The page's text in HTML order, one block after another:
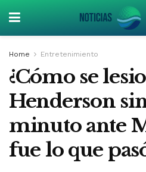
Home Entretenimiento
¿Cómo se
Henderson
minuto ante
fue lo que